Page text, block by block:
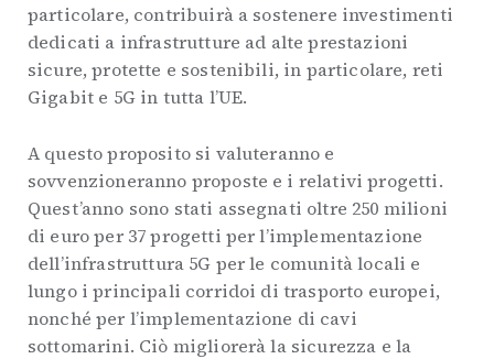
particolare, contribuirà a sostenere investimenti
dedicati a infrastrutture ad alte prestazioni
sicure, protette e sostenibili, in particolare, reti
Gigabit e 5G in tutta l’UE.
A questo proposito si valuteranno e
sovvenzioneranno proposte e i relativi progetti.
Quest’anno sono stati assegnati oltre 250 milioni
di euro per 37 progetti per l’implementazione
dell’infrastruttura 5G per le comunità locali e
lungo i principali corridoi di trasporto europei,
nonché per l’implementazione di cavi
sottomarini. Ciò migliorerà la sicurezza e la